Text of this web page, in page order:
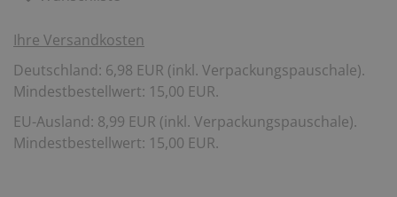
Ihre Versandkosten
Deutschland: 6,98 EUR (inkl. Verpackungspauschale).
Mindestbestellwert: 15,00 EUR.
EU-Ausland: 8,99 EUR (inkl. Verpackungspauschale).
Mindestbestellwert: 15,00 EUR.